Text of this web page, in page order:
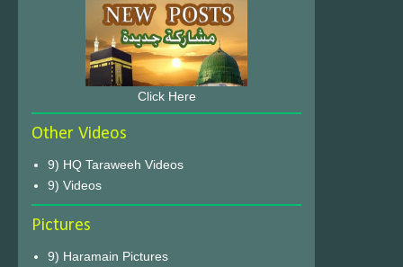
Click Here
Other Videos
9) HQ Taraweeh Videos
9) Videos
Pictures
9) Haramain Pictures